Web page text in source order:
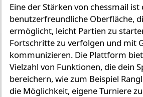
Eine der Stärken von chessmail ist
benutzerfreundliche Oberfläche,
ermöglicht, leicht Partien zu
Fortschritte zu verfolgen und mit
kommunizieren. Die Plattform
Vielzahl von Funktionen, die dein
bereichern, wie zum Beispiel
die Möglichkeit, eigene Turniere